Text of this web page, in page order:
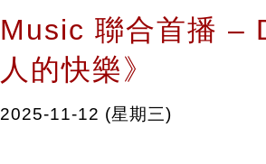
Music 聯合首播 –
人的快樂》
2025-11-12 (星期三)